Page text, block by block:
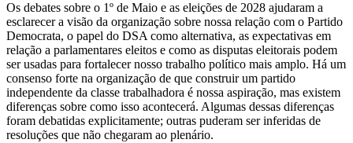
Os debates sobre o 1º de Maio e as eleições de 2028 ajudaram a
esclarecer a visão da organização sobre nossa relação com o Partido
Democrata, o papel do DSA como alternativa, as expectativas em
relação a parlamentares eleitos e como as disputas eleitorais podem
ser usadas para fortalecer nosso trabalho político mais amplo. Há um
consenso forte na organização de que construir um partido
independente da classe trabalhadora é nossa aspiração, mas existem
diferenças sobre como isso acontecerá. Algumas dessas diferenças
foram debatidas explicitamente; outras puderam ser inferidas de
resoluções que não chegaram ao plenário.